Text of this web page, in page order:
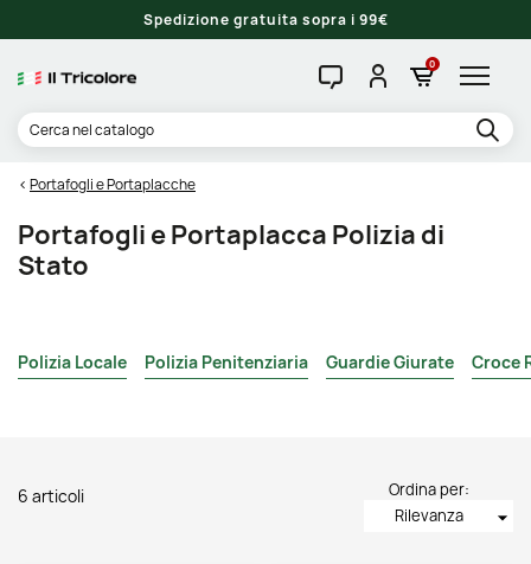
Spedizione gratuita sopra i 99€
0
Portafogli e Portaplacche
Portafogli e Portaplacca Polizia di
Stato
Polizia Locale Polizia Penitenziaria Guardie Giurate Croce
6 articoli
Ordina per:
Rilevanza
arrow_drop_down